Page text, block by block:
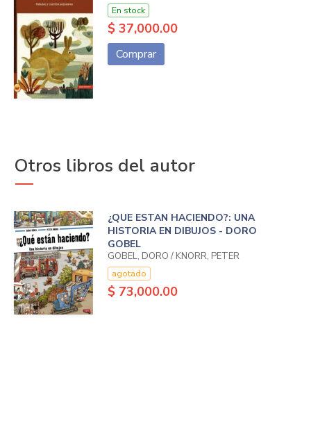
En stock
$ 37,000.00
Comprar
Otros libros del autor
¿QUE ESTAN HACIENDO?: UNA
HISTORIA EN DIBUJOS - DORO
GOBEL
GÖBEL, DORO / KNORR, PETER
agotado
$ 73,000.00